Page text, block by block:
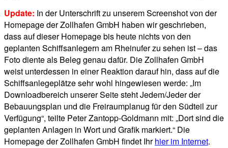
Update: In der Unterschrift zu unserem Screenshot von der
Homepage der Zollhafen GmbH haben wir geschrieben,
dass auf dieser Homepage bis heute nichts von den
geplanten Schiffsanlegern am Rheinufer zu sehen ist – das
Foto diente als Beleg genau dafür. Die Zollhafen GmbH
weist unterdessen in einer Reaktion darauf hin, dass auf die
Schiffsanlegeplätze sehr wohl hingewiesen werde: „Im
Downloadbereich unserer Seite steht Jedem/Jeder der
Bebauungsplan und die Freiraumplanug für den Südteil zur
Verfügung“, teilte Peter Zantopp-Goldmann mit: „Dort sind die
geplanten Anlagen in Wort und Grafik markiert.“ Die
Homepage der Zollhafen GmbH findet Ihrhier im Internet.